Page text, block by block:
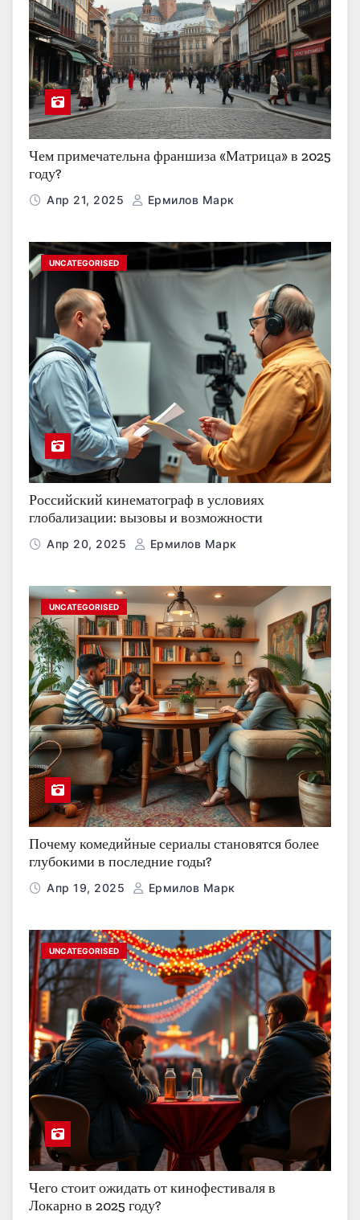
Чем примечательна франшиза «Матрица» в 2025
году?
Апр 21, 2025 Ермилов Марк
UNCATEGORISED
Российский кинематограф в условиях
глобализации: вызовы и возможности
Апр 20, 2025 Ермилов Марк
UNCATEGORISED
Почему комедийные сериалы становятся более
глубокими в последние годы?
Апр 19, 2025 Ермилов Марк
UNCATEGORISED
Чего стоит ожидать от кинофестиваля в
Локарно в 2025 году?